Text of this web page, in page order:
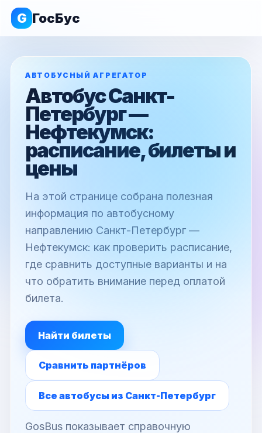
G ГосБус
АВТОБУСНЫЙ АГРЕГАТОР
Автобус Санкт-
Петербург —
Нефтекумск:
расписание, билеты и
цены
На этой странице собрана полезная
информация по автобусному
направлению Санкт-Петербург —
Нефтекумск: как проверить расписание,
где сравнить доступные варианты и на
что обратить внимание перед оплатой
билета.
Найти билеты
Сравнить партнёров
Все автобусы из Санкт-Петербург
GosBus показывает справочную